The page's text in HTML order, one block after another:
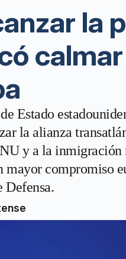
la
Estado
la alianza
y a la inmigración
mayor compromiso
Defensa.